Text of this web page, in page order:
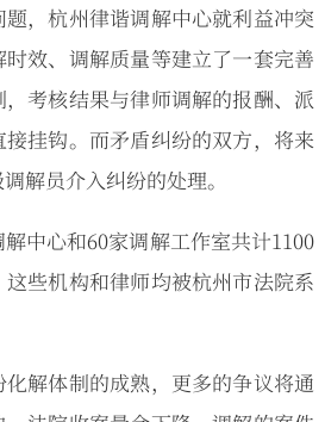
，杭州律谐调解中心就利益冲突
效、调解质量等建立了一套完善
考核结果与律师调解的报酬、派
挂钩。而矛盾纠纷的双方，将来
解员介入纠纷的处理。
中心和60家调解工作室共计1100
些机构和律师均被杭州市法院系
解体制的成熟，更多的争议将通